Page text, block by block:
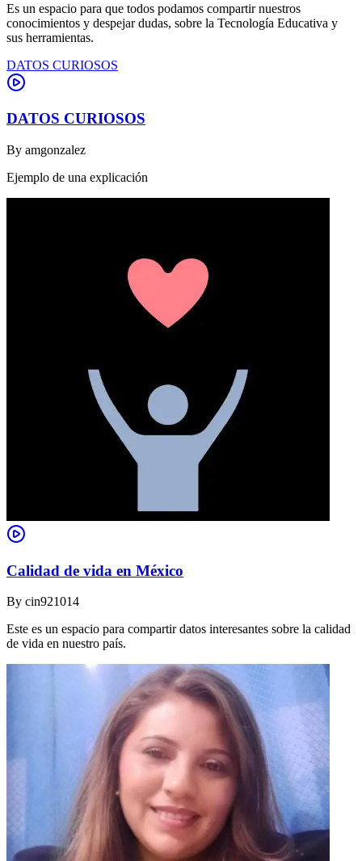
Es un espacio para que todos podamos compartir nuestros
conocimientos y despejar dudas, sobre la Tecnología Educativa y
sus herramientas.
DATOS CURIOSOS
DATOS CURIOSOS
By amgonzalez
Ejemplo de una explicación
Calidad de vida en México
By cin921014
Este es un espacio para compartir datos interesantes sobre la calidad
de vida en nuestro país.